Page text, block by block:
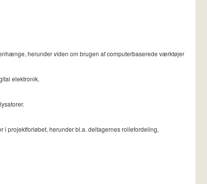
herunder viden om brugen af computerbaserede værktøjer
elektronik.
i projektforløbet, herunder bl.a. deltagernes rollefordeling,